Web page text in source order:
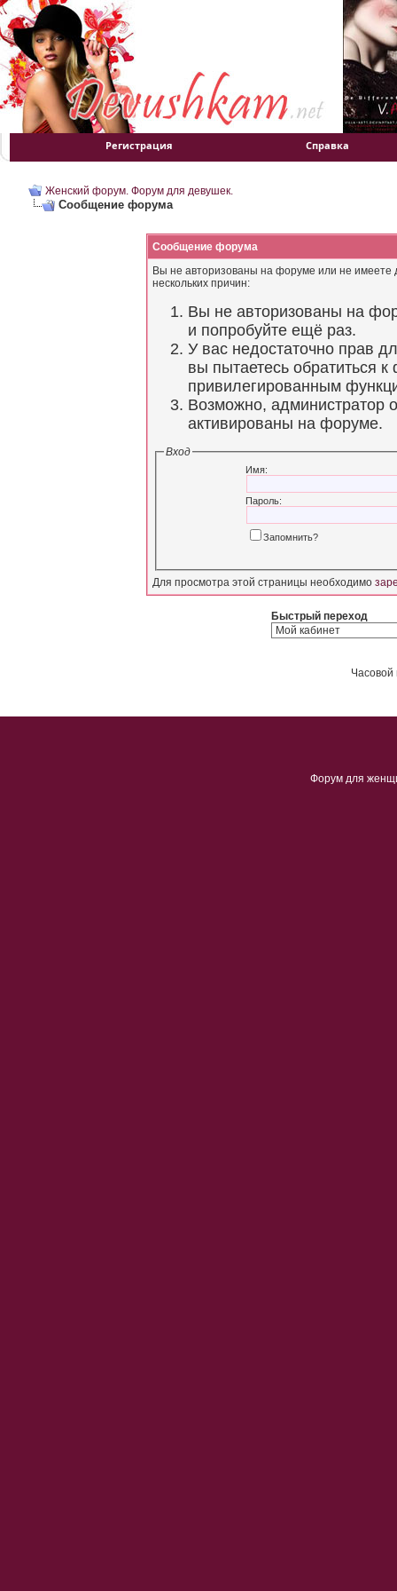
Регистрация Справка
Женский форум. Форум для девушек.
Сообщение форума
Сообщение форума
Вы не авторизованы на форуме или не имеете
нескольких причин:
Вы не авторизованы на
и попробуйте ещё раз.
У вас недостаточно прав
вы пытаетесь обратиться
привилегированным
Возможно, администратор
активированы на форуме.
Вход
Имя:
Пароль:
Запомнить?
Для просмотра этой страницы необходимо
Быстрый переход
Часовой
Форум для